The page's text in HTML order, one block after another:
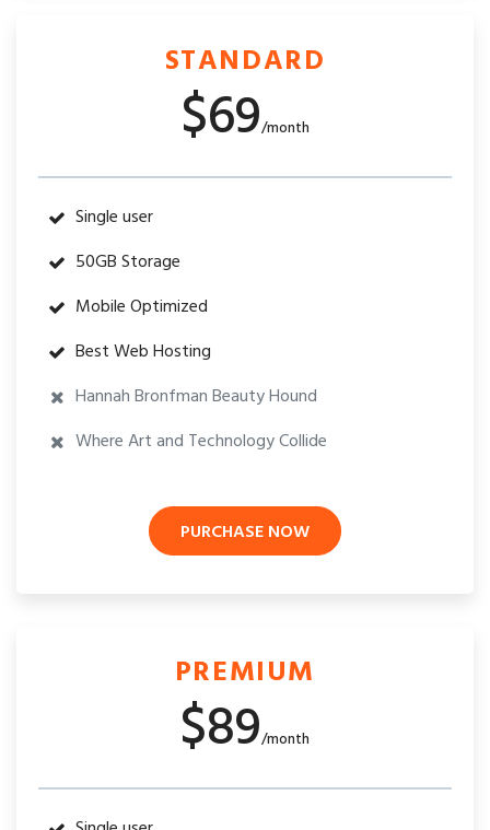
STANDARD
$69/month
Single user
50GB Storage
Mobile Optimized
Best Web Hosting
Hannah Bronfman Beauty Hound
Where Art and Technology Collide
PURCHASE NOW
PREMIUM
$89/month